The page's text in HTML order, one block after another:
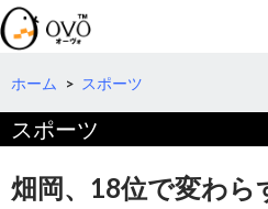
検
索
コ
テ
へ
動
ホーム > スポーツ
スポーツ
畑岡、18位で変わら